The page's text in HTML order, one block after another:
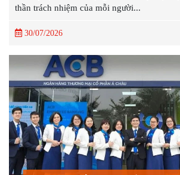
thần trách nhiệm của mỗi người...
30/07/2026